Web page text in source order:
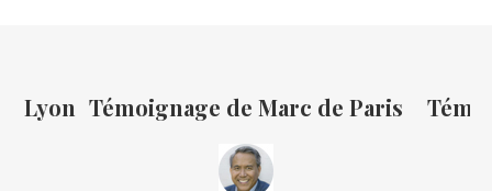
Lyon Témoignage de Marc de Paris